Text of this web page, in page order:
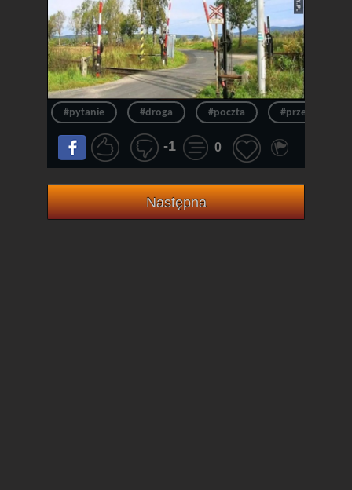
#pytanie #droga #poczta #przepraszam
-1 0
Następna